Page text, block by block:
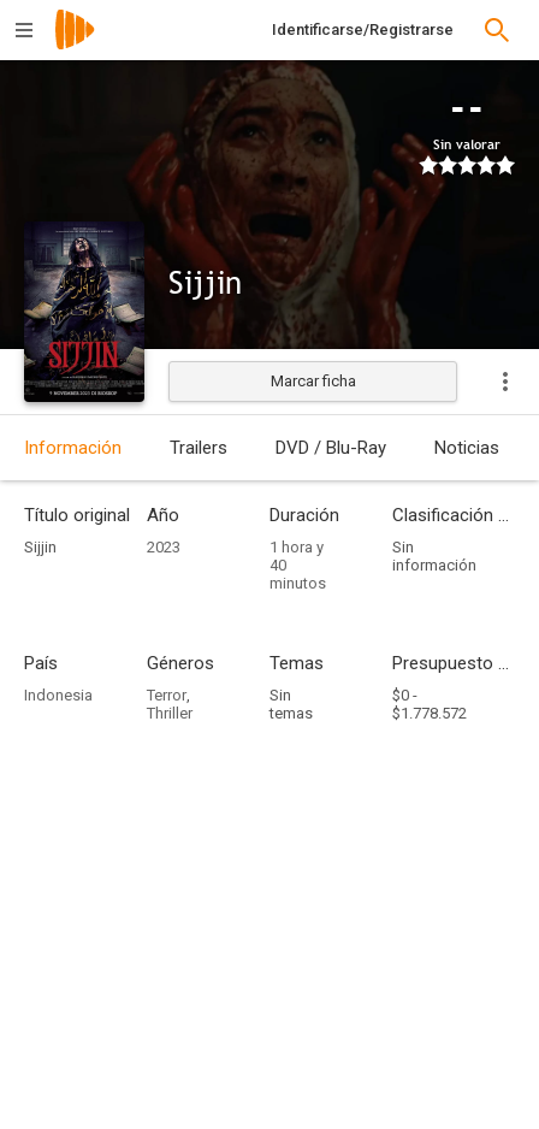
Identificarse/Registrarse
--
Sin valorar
Sijjin
Estrenada
Marcar ficha
Información Trailers DVD / Blu-Ray Noticias
Título original
Sijjin
Año
2023
Duración
1 hora y
40
minutos
Clasificación por edades
Sin
información
País
Indonesia
Géneros
Terror,
Thriller
Temas
Sin
temas
Presupuesto - Ingresos
$0 -
$1.778.572